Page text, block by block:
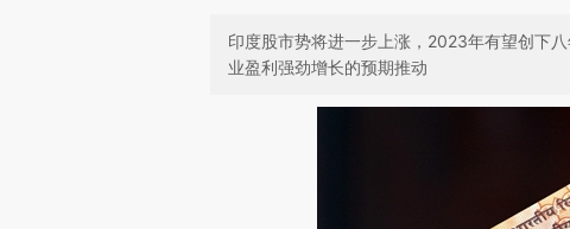
印度股市势将进一步上涨，2023年有望创下
业盈利强劲增长的预期推动